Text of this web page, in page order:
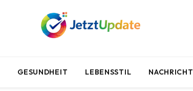
GESUNDHEIT LEBENSSTIL NACHRICHT